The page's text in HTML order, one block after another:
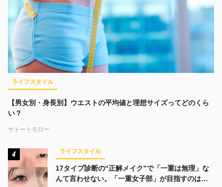
ライフスタイル
【男女別・身長別】ウエストの平均値と理想サイズってどのくら
い？
サトートモロー
4 ライフスタイル
17タイプ診断の“正解メイク”で「一重は無理」な
んて言わせない。「一重女子部」が目指すのは、